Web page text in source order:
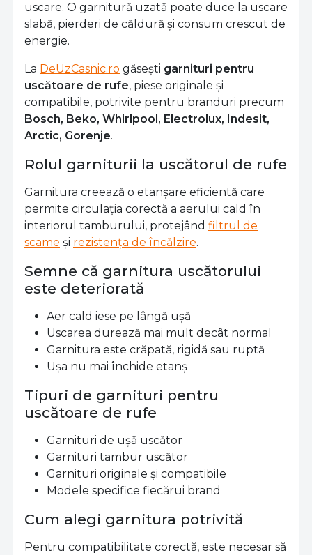
uscare. O garnitură uzată poate duce la uscare
slabă, pierderi de căldură și consum crescut de
energie.
La DeUzCasnic.ro găsești garnituri pentru
uscătoare de rufe, piese originale și
compatibile, potrivite pentru branduri precum
Bosch, Beko, Whirlpool, Electrolux, Indesit,
Arctic, Gorenje.
Rolul garniturii la uscătorul de rufe
Garnitura creează o etanșare eficientă care
permite circulația corectă a aerului cald în
interiorul tamburului, protejând filtrul de
scame și rezistența de încălzire.
Semne că garnitura uscătorului
este deteriorată
Aer cald iese pe lângă ușă
Uscarea durează mai mult decât normal
Garnitura este crăpată, rigidă sau ruptă
Ușa nu mai închide etanș
Tipuri de garnituri pentru
uscătoare de rufe
Garnituri de ușă uscător
Garnituri tambur uscător
Garnituri originale și compatibile
Modele specifice fiecărui brand
Cum alegi garnitura potrivită
Pentru compatibilitate corectă, este necesar să